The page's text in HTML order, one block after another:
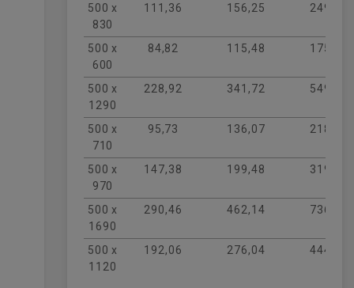
500 x
830
111,36 156,25 249,08
500 x
600
84,82 115,48 175,17
500 x
1290
228,92 341,72 549,21
500 x
710
95,73 136,07 218,82
500 x
970
147,38 199,48 319,27
500 x
1690
290,46 462,14 736,53
500 x
1120
192,06 276,04 444,23